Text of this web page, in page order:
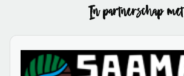
In partnerschap met